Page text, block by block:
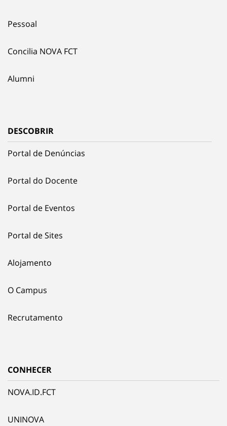
Pessoal
Concilia NOVA FCT
Alumni
DESCOBRIR
Portal de Denúncias
Portal do Docente
Portal de Eventos
Portal de Sites
Alojamento
O Campus
Recrutamento
CONHECER
NOVA.ID.FCT
UNINOVA